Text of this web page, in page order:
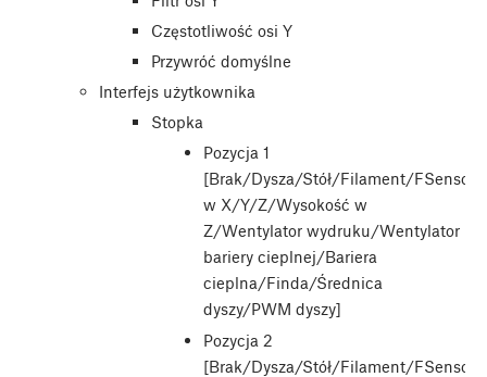
Częstotliwość osi Y
Przywróć domyślne
Interfejs użytkownika
Stopka
Pozycja 1
[Brak/Dysza/Stół/Filament/FSensor/
w X/Y/Z/Wysokość w
Z/Wentylator wydruku/Wentylator
bariery cieplnej/Bariera
cieplna/Finda/Średnica
dyszy/PWM dyszy]
Pozycja 2
[Brak/Dysza/Stół/Filament/FSensor/